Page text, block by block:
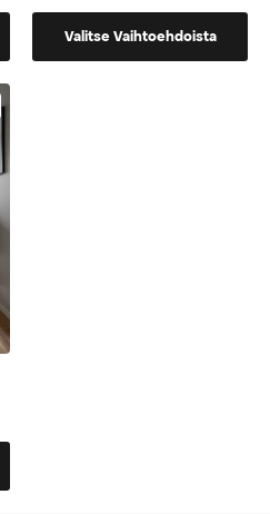
Valitse Vaihtoehdoista